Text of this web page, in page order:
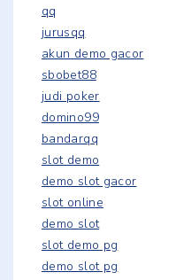
qq
jurusqq
akun demo gacor
sbobet88
judi poker
domino99
bandarqq
slot demo
demo slot gacor
slot online
demo slot
slot demo pg
demo slot pg